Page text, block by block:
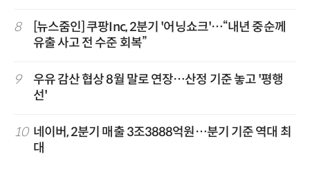
8
[뉴스줌인] 쿠팡Inc, 2분기 '어닝쇼크'…“내년 중순께
유출 사고 전 수준 회복”
9
우유 감산 협상 8월 말로 연장…산정 기준 놓고 '평행
선'
10 네이버, 2분기 매출 3조3888억원…분기 기준 역대 최
대